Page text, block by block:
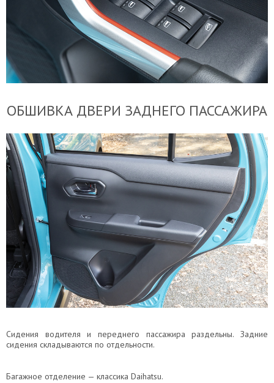
ОБШИВКА ДВЕРИ ЗАДНЕГО ПАССАЖИРА
Сидения водителя и переднего пассажира раздельны. Задние
сидения складываются по отдельности.
Багажное отделение — классика Daihatsu.